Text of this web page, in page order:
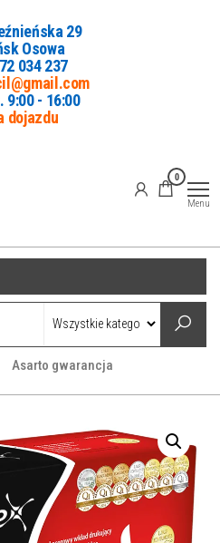
29
Osowa
034 237
9:00 - 16:00
dojazdu
0
Menu
Asarto gwarancja